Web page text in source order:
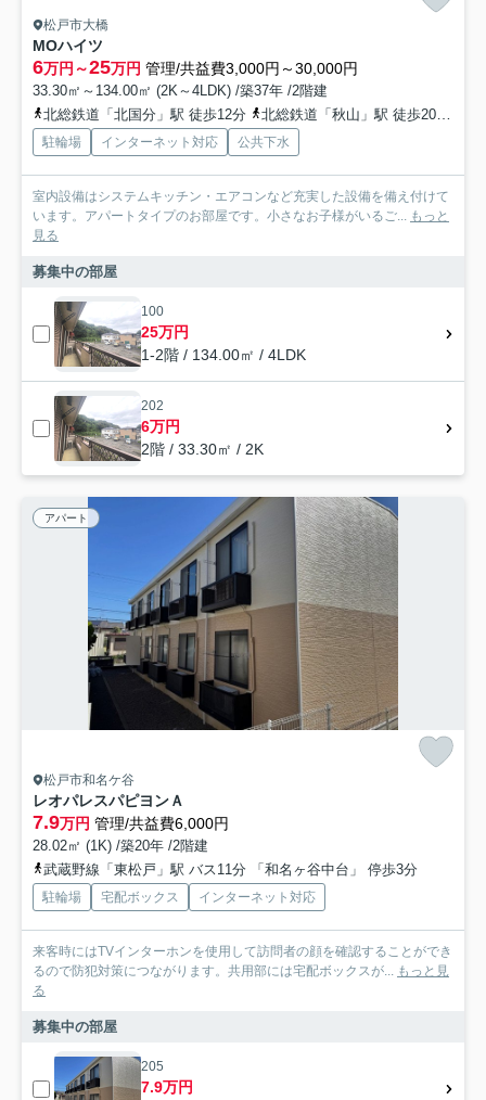
松戸市大橋
MOハイツ
6万円～25万円 管理/共益費3,000円～30,000円
33.30㎡～134.00㎡ (2K～4LDK) /築37年 /2階建
北総鉄道「北国分」駅 徒歩12分
北総鉄道「秋山」駅 徒歩20分
駐輪場 インターネット対応 公共下水
室内設備はシステムキッチン・エアコンなど充実した設備を備え付けて
います。アパートタイプのお部屋です。小さなお子様がいるご... もっと
見る
募集中の部屋
100
25万円
1-2階 / 134.00㎡ / 4LDK
202
6万円
2階 / 33.30㎡ / 2K
アパート
松戸市和名ケ谷
レオパレスパピヨンＡ
7.9万円 管理/共益費6,000円
28.02㎡ (1K) /築20年 /2階建
武蔵野線「東松戸」駅 バス11分 「和名ヶ谷中台」 停歩3分
駐輪場 宅配ボックス インターネット対応
来客時にはTVインターホンを使用して訪問者の顔を確認することができ
るので防犯対策につながります。共用部には宅配ボックスが... もっと見
る
募集中の部屋
205
7.9万円